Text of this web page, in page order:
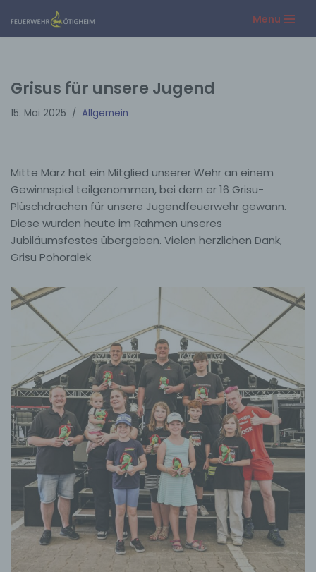
Zum
Menu
Grisus für unsere Jugend
15. Mai 2025 Allgemein
Mitte März hat ein Mitglied unserer Wehr an einem
Gewinnspiel teilgenommen, bei dem er 16 Grisu-
Plüschdrachen für unsere Jugendfeuerwehr gewann.
Diese wurden heute im Rahmen unseres
Jubiläumsfestes übergeben. Vielen herzlichen Dank,
Grisu Pohoralek